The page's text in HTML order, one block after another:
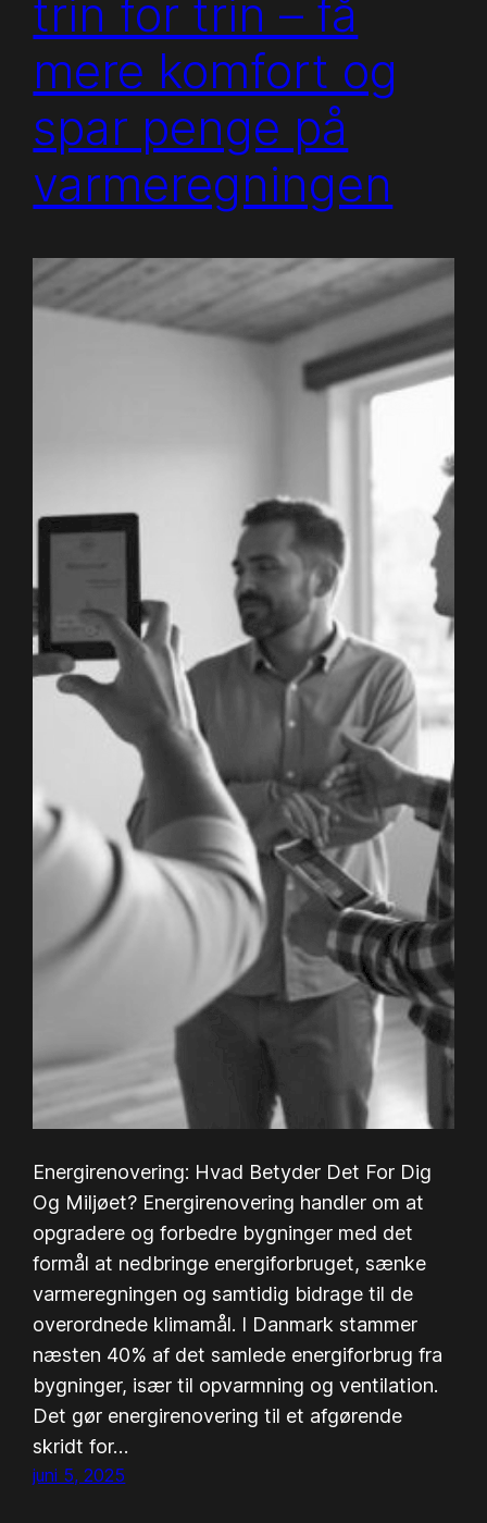
trin for trin – få
mere komfort og
spar penge på
varmeregningen
Energirenovering: Hvad Betyder Det For Dig
Og Miljøet? Energirenovering handler om at
opgradere og forbedre bygninger med det
formål at nedbringe energiforbruget, sænke
varmeregningen og samtidig bidrage til de
overordnede klimamål. I Danmark stammer
næsten 40% af det samlede energiforbrug fra
bygninger, især til opvarmning og ventilation.
Det gør energirenovering til et afgørende
skridt for…
juni 5, 2025